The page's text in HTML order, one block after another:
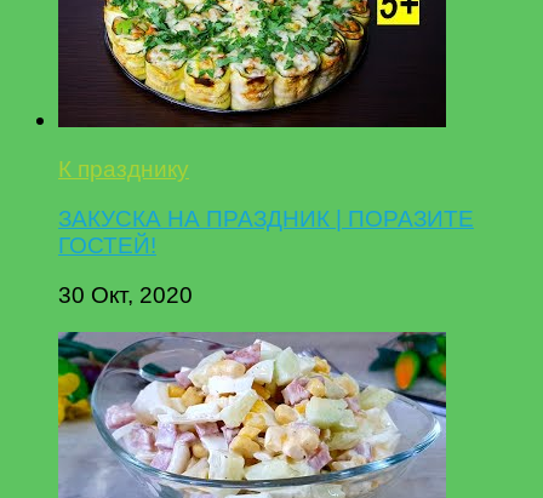
К празднику
ЗАКУСКА НА ПРАЗДНИК | ПОРАЗИТЕ
ГОСТЕЙ!
30 Окт, 2020